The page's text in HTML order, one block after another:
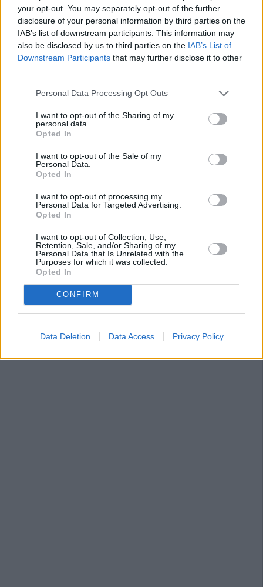
your opt-out. You may separately opt-out of the further
disclosure of your personal information by third parties on the
IAB’s list of downstream participants. This information may
also be disclosed by us to third parties on the IAB’s List of
Downstream Participants that may further disclose it to other
Personal Data Processing Opt Outs
I want to opt-out of the Sharing of my
personal data.
Opted In
I want to opt-out of the Sale of my
Personal Data.
Opted In
I want to opt-out of processing my
Personal Data for Targeted Advertising.
Opted In
I want to opt-out of Collection, Use,
Retention, Sale, and/or Sharing of my
Personal Data that Is Unrelated with the
Purposes for which it was collected.
Opted In
CONFIRM
Data Deletion Data Access Privacy Policy